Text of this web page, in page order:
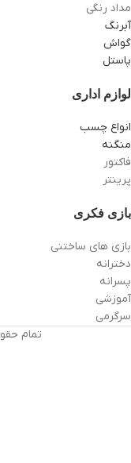
مداد رنگی
آبرنگ
گواش
پاستل
لوازم اداری
انواع چسب
منگنه
فاکتور
پرینتر
بازی فکری
بازی های ساختنی
دخترانه
پسرانه
آموزشی
سرگرمی
تمام